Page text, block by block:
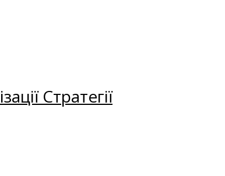
Стратегії